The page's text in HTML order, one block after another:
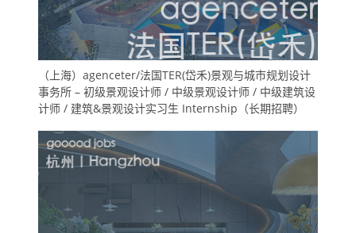
（上海）agenceter/法国TER(岱禾)景观与城市规划设计
事务所 – 初级景观设计师 / 中级景观设计师 / 中级建筑设
计师 / 建筑&景观设计实习生 Internship（长期招聘）